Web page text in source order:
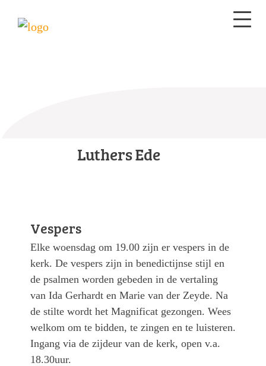
Luthers Ede
Vespers
Elke woensdag om 19.00 zijn er vespers in de
kerk. De vespers zijn in benedictijnse stijl en
de psalmen worden gebeden in de vertaling
van Ida Gerhardt en Marie van der Zeyde. Na
de stilte wordt het Magnificat gezongen. Wees
welkom om te bidden, te zingen en te luisteren.
Ingang via de zijdeur van de kerk, open v.a.
18.30uur.